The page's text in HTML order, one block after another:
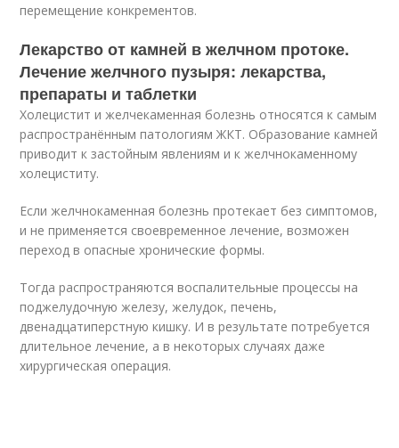
перемещение конкрементов.
Лекарство от камней в желчном протоке.
Лечение желчного пузыря: лекарства,
препараты и таблетки
Холецистит и желчекаменная болезнь относятся к самым
распространённым патологиям ЖКТ. Образование камней
приводит к застойным явлениям и к желчнокаменному
холециститу.
Если желчнокаменная болезнь протекает без симптомов,
и не применяется своевременное лечение, возможен
переход в опасные хронические формы.
Тогда распространяются воспалительные процессы на
поджелудочную железу, желудок, печень,
двенадцатиперстную кишку. И в результате потребуется
длительное лечение, а в некоторых случаях даже
хирургическая операция.